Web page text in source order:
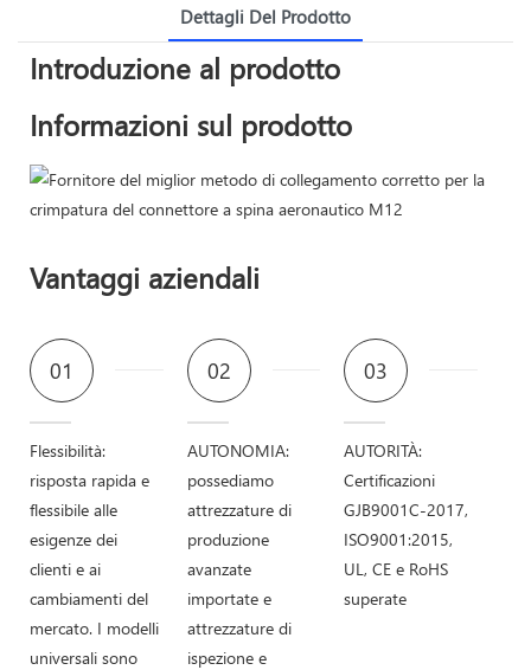
Dettagli Del Prodotto
Introduzione al prodotto
Informazioni sul prodotto
Vantaggi aziendali
01
Flessibilità:
risposta rapida e
flessibile alle
esigenze dei
clienti e ai
cambiamenti del
mercato. I modelli
universali sono
02
AUTONOMIA:
possediamo
attrezzature di
produzione
avanzate
importate e
attrezzature di
ispezione e
03
AUTORITÀ:
Certificazioni
GJB9001C-2017,
ISO9001:2015,
UL, CE e RoHS
superate